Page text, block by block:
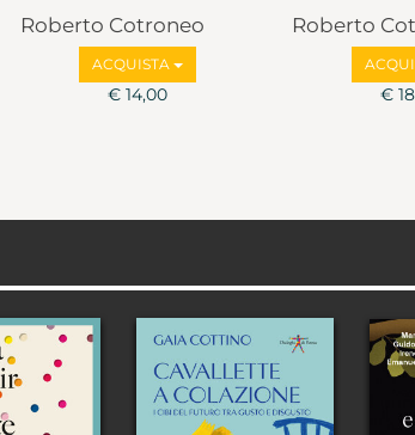
Roberto Cotroneo
ACQUISTA
€ 14,00
Roberto
€